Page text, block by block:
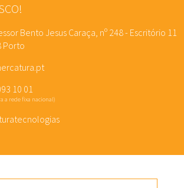
Bento Jesus Caraça, nº 248 - Escritório 11
Porto
10 01
a rede fixa nacional)